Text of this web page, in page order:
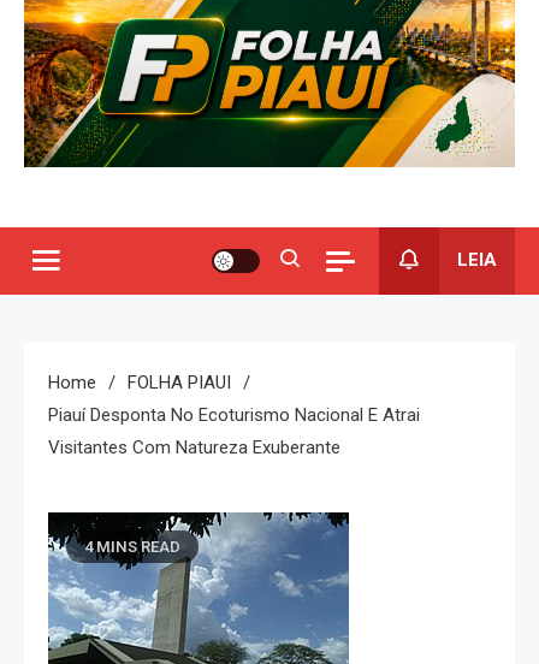
LEIA
Home
FOLHA PIAUI
Piauí Desponta No Ecoturismo Nacional E Atrai
Visitantes Com Natureza Exuberante
4 MINS READ